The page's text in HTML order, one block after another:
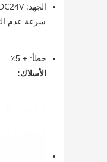
الجهد: DC24V
خطأ: ± 5٪
الأسلاك: